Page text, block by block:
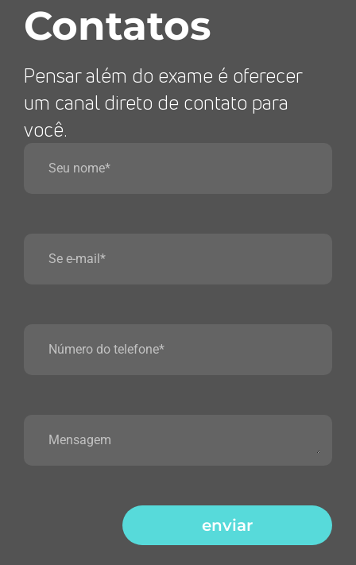
Contatos
Pensar além do exame é oferecer
um canal direto de contato para
você.
enviar